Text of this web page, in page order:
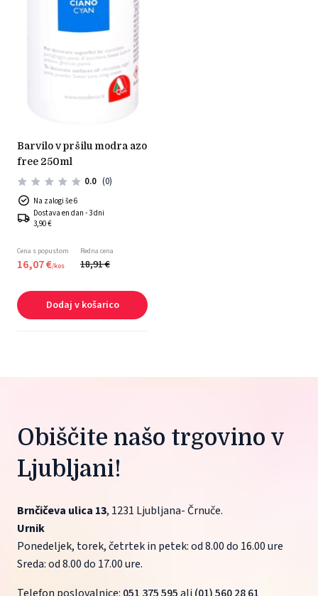
barvilo v pršilu modra azo
free 250ml
0.0 (0)
Na zalogi še 6
Dostava en dan - 3 dni
3,90 €
Cena s popustom
16,07€/kos
Redna cena
18,91€
Dodaj v košarico
Obiščite našo trgovino v
Ljubljani!
Brnčičeva ulica 13, 1231 Ljubljana- Črnuče.
Urnik
Ponedeljek, torek, četrtek in petek: od 8.00 do 16.00 ure
Sreda: od 8.00 do 17.00 ure.